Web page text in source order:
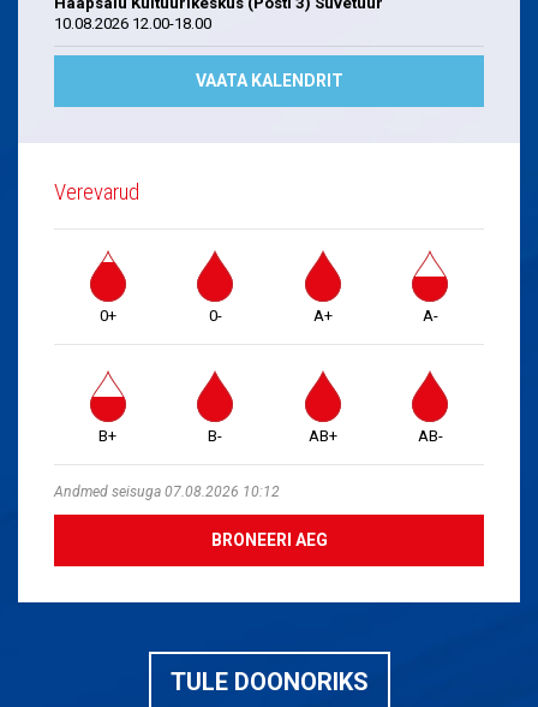
10.08.2026 12.00-18.00
VAATA KALENDRIT
Verevarud
0+ 0- A+ A-
B+ B- AB+ AB-
Andmed seisuga 07.08.2026 10:12
BRONEERI AEG
TULE DOONORIKS